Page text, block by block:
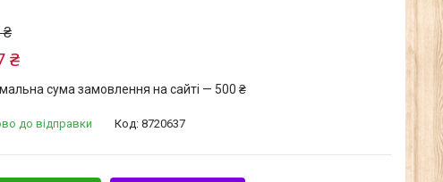
₴
₴
сума замовлення на сайті — 500 ₴
до відправки Код: 8720637